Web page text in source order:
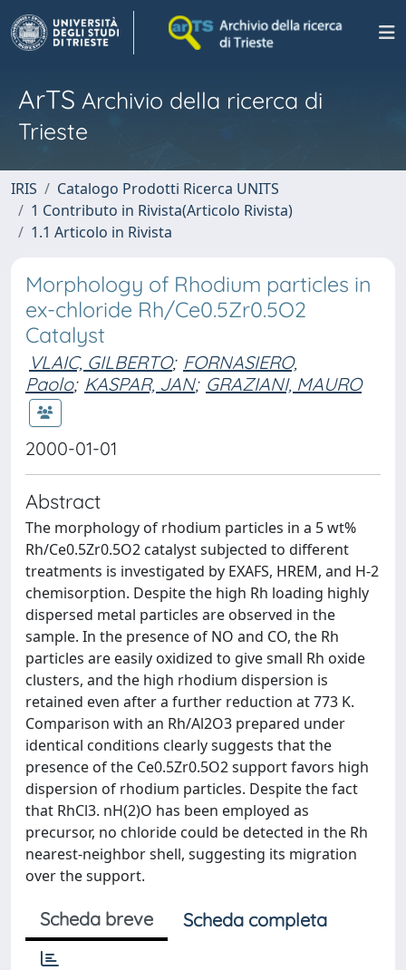
ArTS Archivio della ricerca di
Trieste
IRIS
Catalogo Prodotti Ricerca UNITS
1 Contributo in Rivista(Articolo Rivista)
1.1 Articolo in Rivista
Morphology of Rhodium particles in
ex-chloride Rh/Ce0.5Zr0.5O2
Catalyst
VLAIC, GILBERTO; FORNASIERO,
Paolo; KASPAR, JAN; GRAZIANI, MAURO
2000-01-01
Abstract
The morphology of rhodium particles in a 5 wt%
Rh/Ce0.5Zr0.5O2 catalyst subjected to different
treatments is investigated by EXAFS, HREM, and H-2
chemisorption. Despite the high Rh loading highly
dispersed metal particles are observed in the
sample. In the presence of NO and CO, the Rh
particles are easily oxidized to give small Rh oxide
clusters, and the high rhodium dispersion is
retained even after a further reduction at 773 K.
Comparison with an Rh/Al2O3 prepared under
identical conditions clearly suggests that the
presence of the Ce0.5Zr0.5O2 support favors high
dispersion of rhodium particles. Despite the fact
that RhCl3. nH(2)O has been employed as
precursor, no chloride could be detected in the Rh
nearest-neighbor shell, suggesting its migration
over the support.
Scheda breve Scheda completa